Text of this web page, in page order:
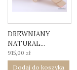
DREWNIANY
NATURAL...
915,00 zł
Dodaj do koszyka